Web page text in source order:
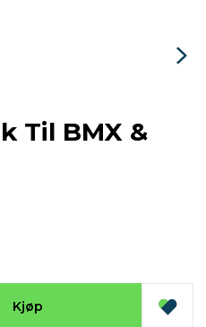
Til BMX &
Kjøp